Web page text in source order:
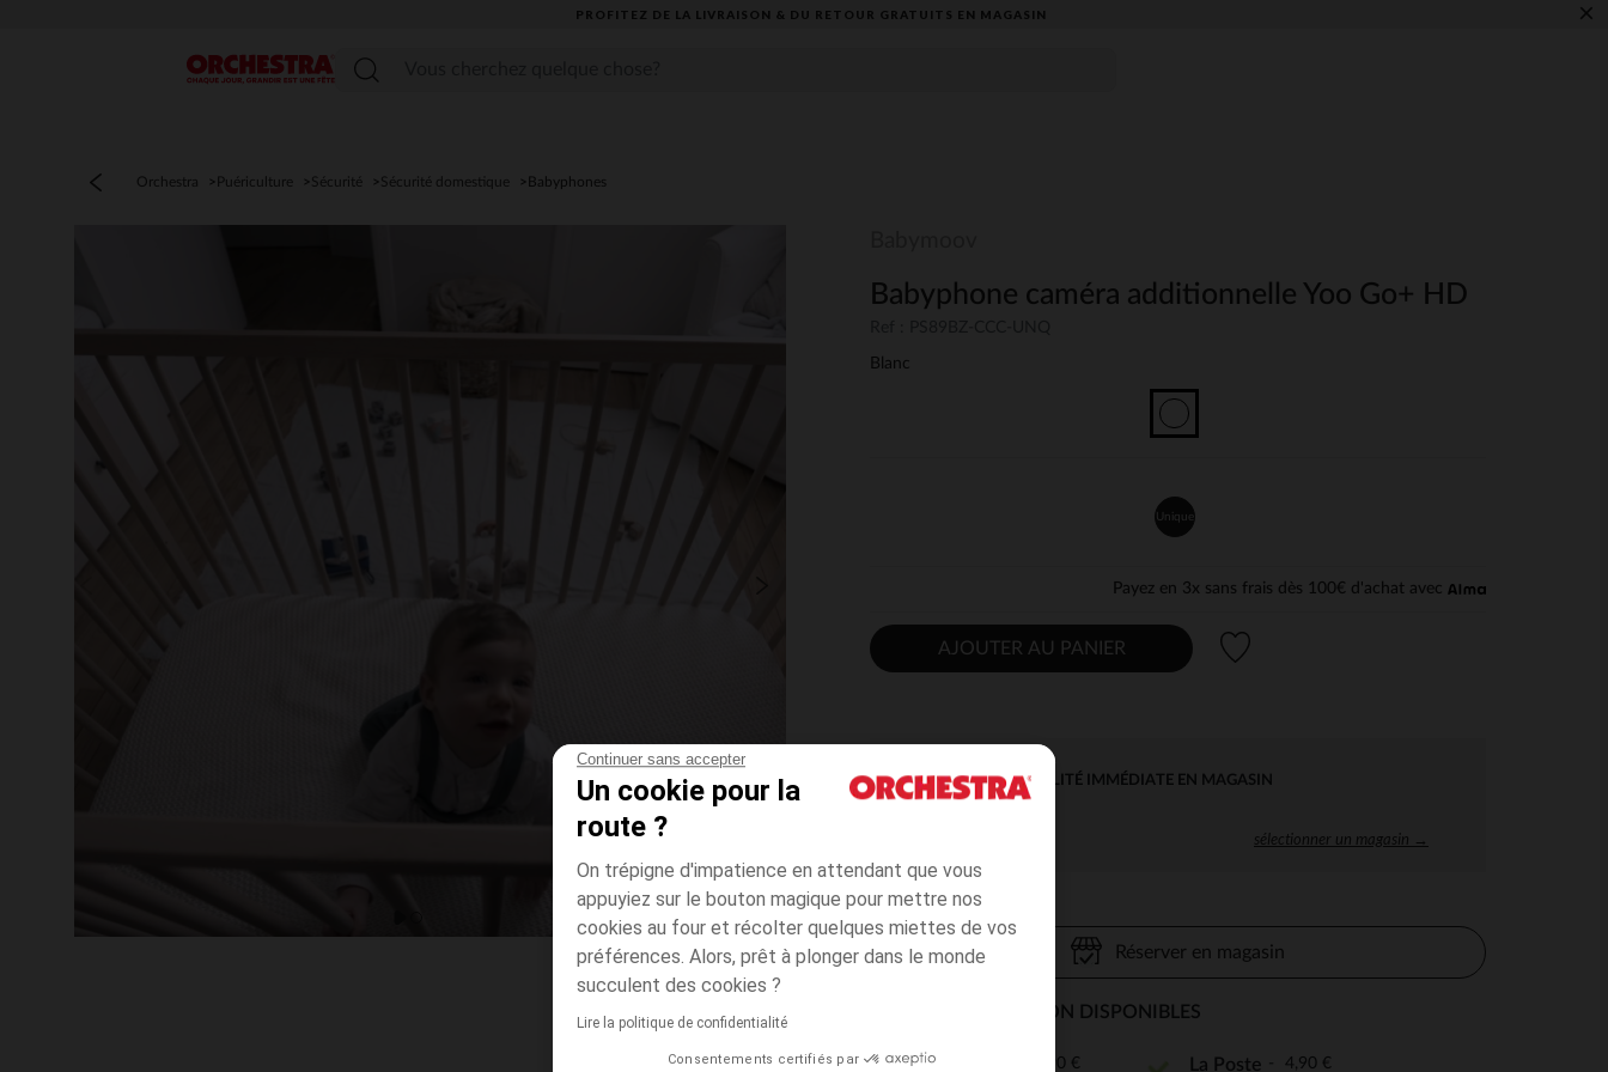
Continuer sans accepter
Un cookie pour la
route ?
On trépigne d'impatience en attendant que vous
appuyiez sur le bouton magique pour mettre nos
cookies au four et récolter quelques miettes de vos
préférences. Alors, prêt à plonger dans le monde
succulent des cookies ?
Lire la politique de confidentialité
Consentements certifiés par
PROFITEZ DE LA LIVRAISON & DU RETOUR GRATUITS EN MAGASIN​ ×
Menu
Orchestra Puériculture Sécurité Sécurité domestique Babyphones
Babyphone caméra additionnelle Yoo Go+ HD
Blanc
Unique
Payez en 3x sans frais dès 100€ d'achat avec
AJOUTER AU PANIER
DISPONIBILITÉ IMMÉDIATE EN MAGASIN
sélectionner un magasin →
Réserver en magasin
MODES DE LIVRAISON DISPONIBLES
Point Relais 4,90 € La Poste 4,90 €